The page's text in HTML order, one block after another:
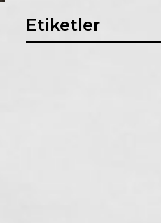
Etiketler